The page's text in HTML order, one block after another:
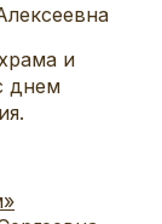
и
днем